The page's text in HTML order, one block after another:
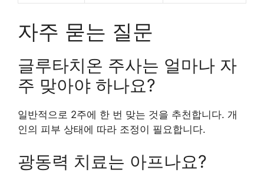
자주 묻는 질문
글루타치온 주사는 얼마나 자
주 맞아야 하나요?
일반적으로 2주에 한 번 맞는 것을 추천합니다. 개
인의 피부 상태에 따라 조정이 필요합니다.
광동력 치료는 아프나요?